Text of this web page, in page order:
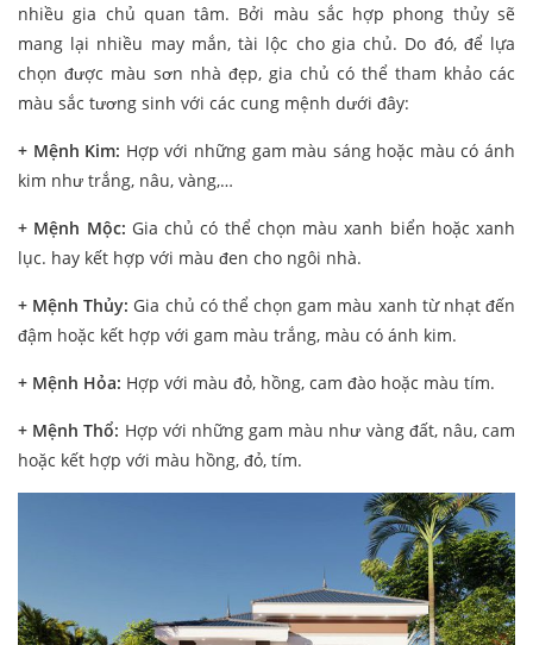
nhiều gia chủ quan tâm. Bởi màu sắc hợp phong thủy sẽ
mang lại nhiều may mắn, tài lộc cho gia chủ. Do đó, để lựa
chọn được màu sơn nhà đẹp, gia chủ có thể tham khảo các
màu sắc tương sinh với các cung mệnh dưới đây:
+ Mệnh Kim: Hợp với những gam màu sáng hoặc màu có ánh
kim như trắng, nâu, vàng,…
+ Mệnh Mộc: Gia chủ có thể chọn màu xanh biển hoặc xanh
lục. hay kết hợp với màu đen cho ngôi nhà.
+ Mệnh Thủy: Gia chủ có thể chọn gam màu xanh từ nhạt đến
đậm hoặc kết hợp với gam màu trắng, màu có ánh kim.
+ Mệnh Hỏa: Hợp với màu đỏ, hồng, cam đào hoặc màu tím.
+ Mệnh Thổ: Hợp với những gam màu như vàng đất, nâu, cam
hoặc kết hợp với màu hồng, đỏ, tím.